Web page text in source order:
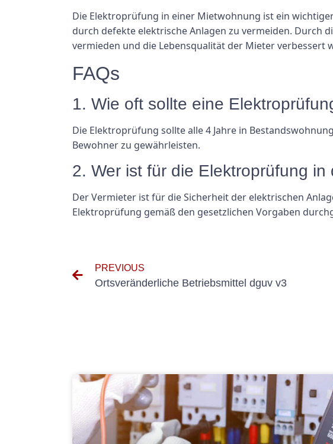
Die Elektroprüfung in einer Mietwohnung ist ein
durch defekte elektrische Anlagen zu vermeiden.
vermieden und die Lebensqualität der Mieter verbessert
FAQs
1. Wie oft sollte eine
Die Elektroprüfung sollte alle 4 Jahre in
Bewohner zu gewährleisten.
2. Wer ist für die Elektroprüfung
Der Vermieter ist für die Sicherheit der elektrischen
Elektroprüfung gemäß den gesetzlichen Vorgaben
PREVIOUS
Ortsveränderliche Betriebsmittel dguv v3